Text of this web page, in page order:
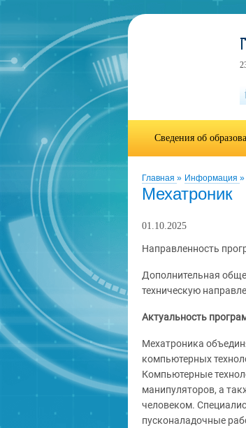
Главная » Информация »
Мехатроник
01.10.2025
Направленность
Дополнительная
техническую
Актуальность
Мехатроника
компьютерных
Компьютерные
манипуляторов, а
человеком.
пусконаладочные
Сведения об